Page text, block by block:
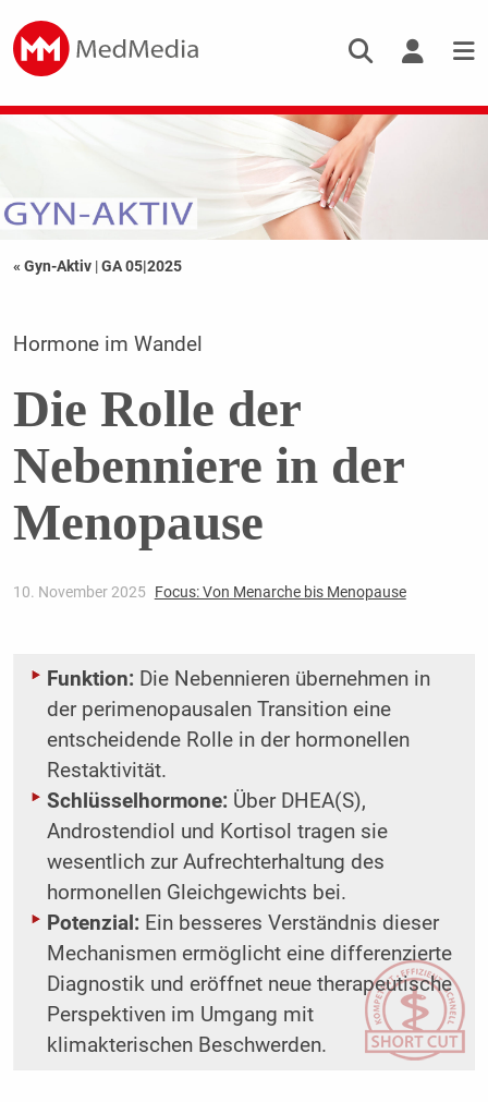
« Gyn-Aktiv |GA 05|2025
Hormone im Wandel
Die Rolle der
Nebenniere in der
Menopause
10. November 2025 Focus: Von Menarche bis Menopause
Funktion:Die Nebennieren übernehmen in
der perimenopausalen Transition eine
entscheidende Rolle in der hormonellen
Restaktivität.
Schlüsselhormone: Über DHEA(S),
Androstendiol und Kortisol tragen sie
wesentlich zur Aufrechterhaltung des
hormonellen Gleichgewichts bei.
Potenzial: Ein besseres Verständnis dieser
Mechanismen ermöglicht eine differenzierte
Diagnostik und eröffnet neue therapeutische
Perspektiven im Umgang mit
klimakterischen Beschwerden.